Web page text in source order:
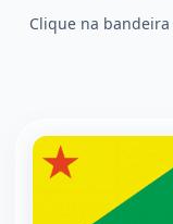
Clique na